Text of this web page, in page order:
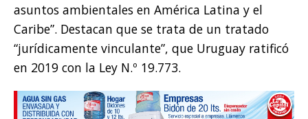
asuntos ambientales en América Latina y el
Caribe”. Destacan que se trata de un tratado
“jurídicamente vinculante”, que Uruguay ratificó
en 2019 con la Ley N.º 19.773.